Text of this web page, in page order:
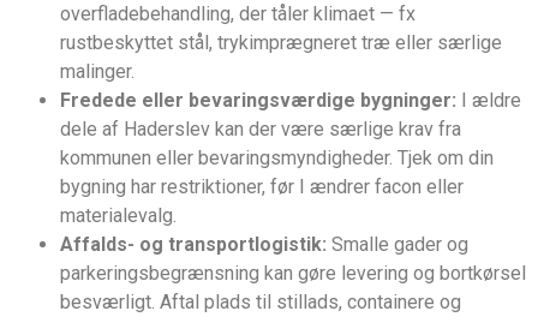
overfladebehandling, der tåler klimaet — fx
rustbeskyttet stål, trykimprægneret træ eller særlige
malinger.
Fredede eller bevaringsværdige bygninger: I ældre
dele af Haderslev kan der være særlige krav fra
kommunen eller bevaringsmyndigheder. Tjek om din
bygning har restriktioner, før I ændrer facon eller
materialevalg.
Affalds- og transportlogistik: Smalle gader og
parkeringsbegrænsning kan gøre levering og bortkørsel
besværligt. Aftal plads til stillads, containere og